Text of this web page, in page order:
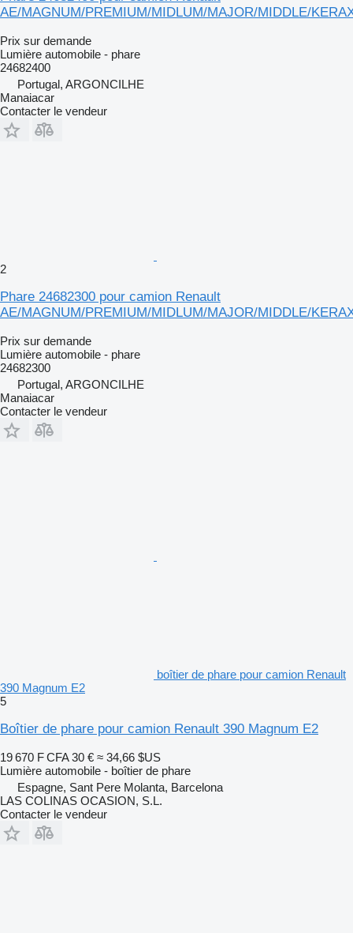
AE/MAGNUM/PREMIUM/MIDLUM/MAJOR/MIDDLE/
Prix sur demande
Lumière automobile - phare
24682400
Portugal, ARGONCILHE
Manaiacar
Contacter le vendeur
2
Phare 24682300 pour camion Renault
AE/MAGNUM/PREMIUM/MIDLUM/MAJOR/MIDDLE/
Prix sur demande
Lumière automobile - phare
24682300
Portugal, ARGONCILHE
Manaiacar
Contacter le vendeur
boîtier de phare pour camion Renault
390 Magnum E2
5
Boîtier de phare pour camion Renault 390 Magnum E2
19 670 F CFA 30 € ≈ 34,66 $US
Lumière automobile - boîtier de phare
Espagne, Sant Pere Molanta, Barcelona
LAS COLINAS OCASION, S.L.
Contacter le vendeur